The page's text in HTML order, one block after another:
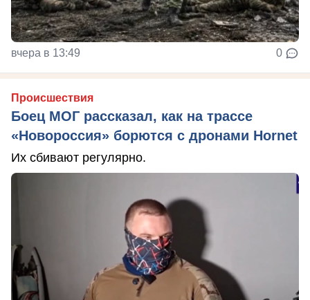
вчера в 13:49 0
Происшествия
Боец МОГ рассказал, как на трассе
«Новороссия» борются с дронами Hornet
Их сбивают регулярно.